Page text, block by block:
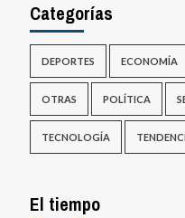
Categorías
DEPORTES ECONOMÍA
OTRAS POLÍTICA
TECNOLOGÍA
El tiempo